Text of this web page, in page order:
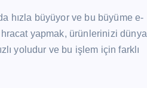
hızla büyüyor ve bu büyüme e-
yapmak, ürünlerinizi dünya
yoludur ve bu işlem için farklı